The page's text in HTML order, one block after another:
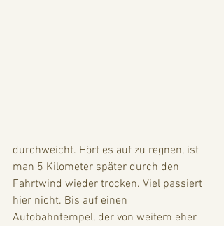
durchweicht. Hört es auf zu regnen, ist
man 5 Kilometer später durch den
Fahrtwind wieder trocken. Viel passiert
hier nicht. Bis auf einen
Autobahntempel, der von weitem eher